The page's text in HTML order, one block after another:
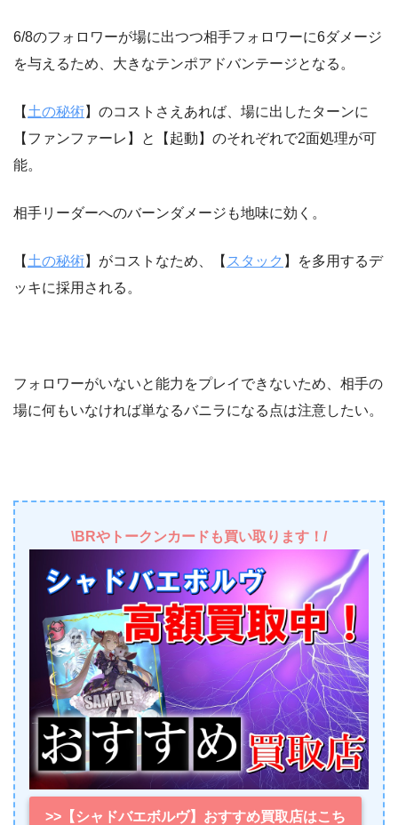
6/8のフォロワーが場に出つつ相手フォロワーに6ダメージ
を与えるため、大きなテンポアドバンテージとなる。
【 土の秘術】のコストさえあれば、場に出したターンに
【ファンファーレ】と【起動】のそれぞれで2面処理が可
能。
相手リーダーへのバーンダメージも地味に効く。
【 土の秘術】がコストなため、【 スタック 】を多用するデ
ッキに採用される。
フォロワーがいないと能力をプレイできないため、相手の
場に何もいなければ単なるバニラになる点は注意したい。
\BRやトークンカードも買い取ります！/
>>【シャドバエボルヴ】おすすめ買取店はこち